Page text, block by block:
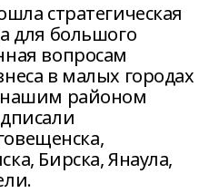
стратегическая
для большого
вопросам
в малых городах
районом
Бирска, Янаула,